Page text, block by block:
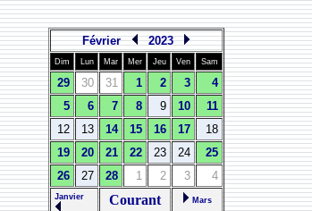
Février 2023
Dim Lun Mar Mer Jeu Ven Sam
29 30 31 1 2 3
4
5
6 7 8 9 10
11
12
13 14 15 16 17
18
19
20 21 22 23 24
25
26
27 28 1 2 3 4
Janvier Courant Mars